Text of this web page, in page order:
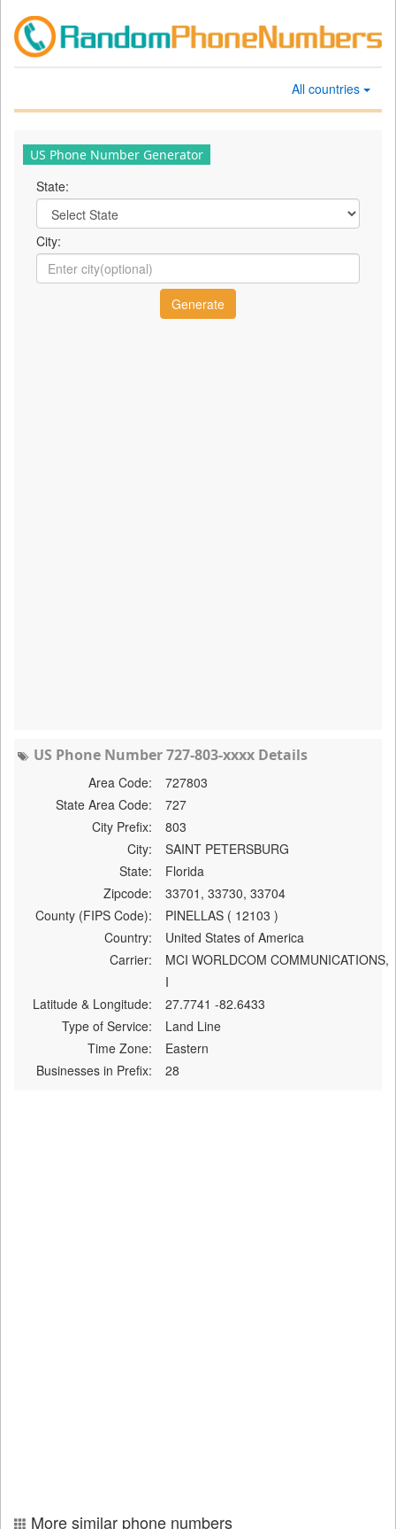
All countries
US Phone Number Generator
State:
City:
US Phone Number 727-803-xxxx Details
Area Code:
727803
State Area Code:
727
City Prefix:
803
City:
SAINT PETERSBURG
State:
Florida
Zipcode:
33701, 33730, 33704
County (FIPS Code):
PINELLAS ( 12103 )
Country:
United States of America
Carrier:
MCI WORLDCOM COMMUNICATIONS,
I
Latitude & Longitude:
27.7741 -82.6433
Type of Service:
Land Line
Time Zone:
Eastern
Businesses in Prefix:
28
More similar phone numbers